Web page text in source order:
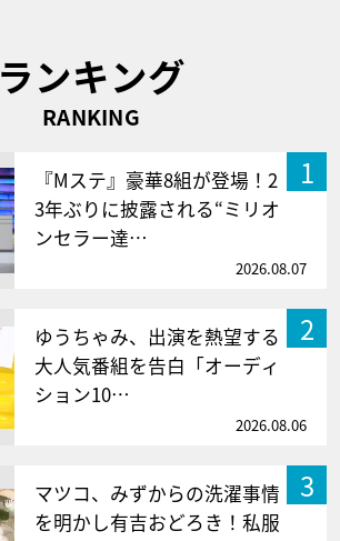
ランキング
RANKING
1
『Mステ』豪華8組が登場！2
3年ぶりに披露される“ミリオ
ンセラー達…
2026.08.07
2
ゆうちゃみ、出演を熱望する
大人気番組を告白「オーディ
ション10…
2026.08.06
3
マツコ、みずからの洗濯事情
を明かし有吉おどろき！私服